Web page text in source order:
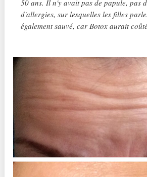
50 ans. Il n'y avait pas de papule, pas
d'allergies, sur lesquelles les filles
également sauvé, car Botox aurait